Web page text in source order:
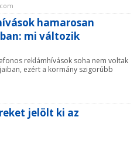
hamarosan
mi változik
reklámhívások soha nem voltak
ezért a kormány szigorúbb
jelölt ki az